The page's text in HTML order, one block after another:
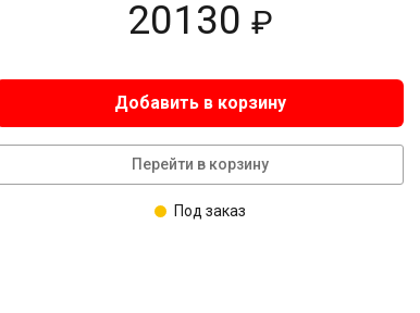
20130 ₽
Добавить в корзину
Перейти в корзину
Под заказ